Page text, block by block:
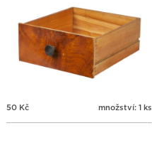
50 Kč množství: 1 ks